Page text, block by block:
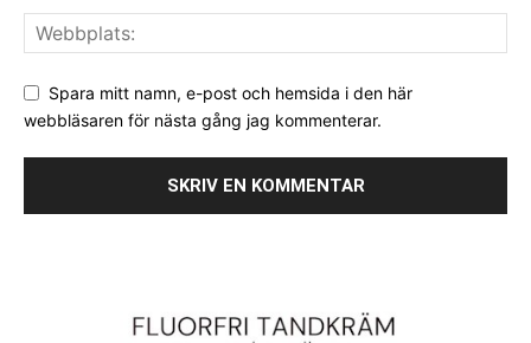
Spara mitt namn, e-post och hemsida i den här
webbläsaren för nästa gång jag kommenterar.